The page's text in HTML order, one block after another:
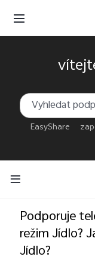
Přihlásit se /
Můj účet
EasyShare
Podporuje
režim Jídlo?
Jídlo?